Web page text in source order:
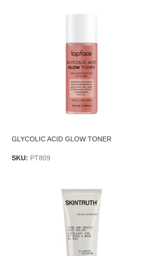
GLYCOLIC ACID GLOW TONER
SKU: PT809